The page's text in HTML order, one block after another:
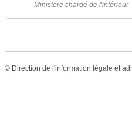
Ministère chargé de l'intérieur
© Direction de l'information légale et